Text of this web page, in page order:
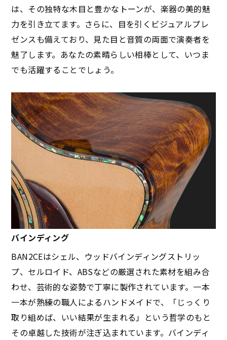
は、その独特な木目と豊かなトーンが、楽器の美的魅
力を引き立てます。さらに、目を引くビジュアルプレ
ゼンスも備えており、見た目と音質の両面で演奏者を
魅了します。あなたの素晴らしい相棒として、いつま
でも活躍することでしょう。
バインディング
BAN2CEはシェル、ウッドバインディングストリッ
プ、セルロイド、ABSなどの厳選された素材を組み合
わせ、芸術的な姿勢で丁寧に製作されています。一本
一本が熟練の職人によるハンドメイドで、「じっくり
取り組めば、いい結果が生まれる」という哲学のもと
その卓越した技術が注ぎ込まれています。バインディ